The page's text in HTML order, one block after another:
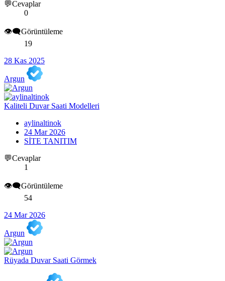
💬Cevaplar
0
👁️‍🗨️Görüntüleme
19
28 Kas 2025
Argun
Kaliteli Duvar Saati Modelleri
aylinaltinok
24 Mar 2026
SİTE TANITIM
💬Cevaplar
1
👁️‍🗨️Görüntüleme
54
24 Mar 2026
Argun
Rüyada Duvar Saati Görmek